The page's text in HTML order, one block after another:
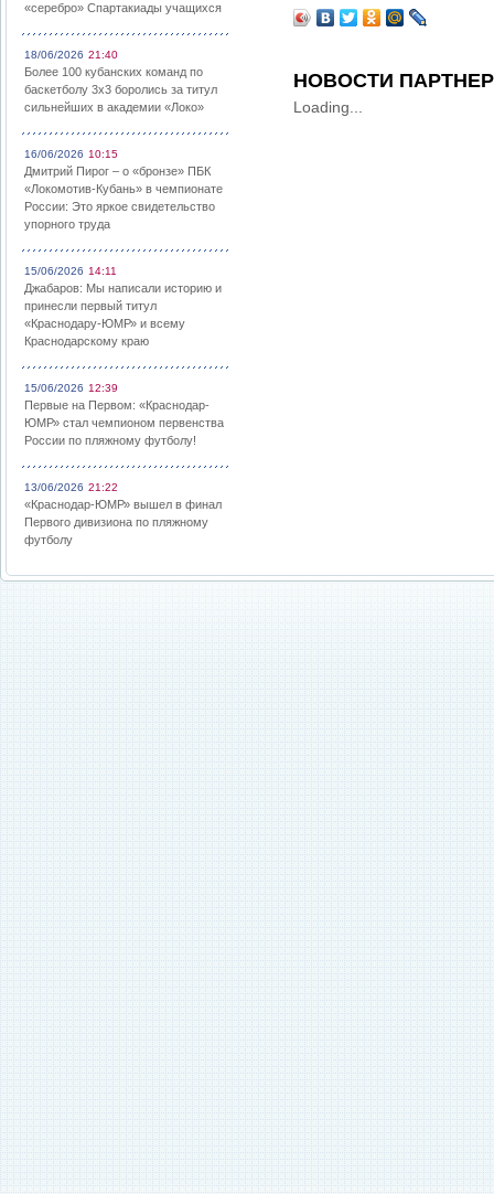
«серебро» Спартакиады учащихся
18/06/2026 21:40
Более 100 кубанских команд по
баскетболу 3х3 боролись за титул
сильнейших в академии «Локо»
16/06/2026 10:15
Дмитрий Пирог – о «бронзе» ПБК
«Локомотив-Кубань» в чемпионате
России: Это яркое свидетельство
упорного труда
15/06/2026 14:11
Джабаров: Мы написали историю и
принесли первый титул
«Краснодару-ЮМР» и всему
Краснодарскому краю
15/06/2026 12:39
Первые на Первом: «Краснодар-
ЮМР» стал чемпионом первенства
России по пляжному футболу!
13/06/2026 21:22
«Краснодар-ЮМР» вышел в финал
Первого дивизиона по пляжному
футболу
НОВОСТИ
Loading...